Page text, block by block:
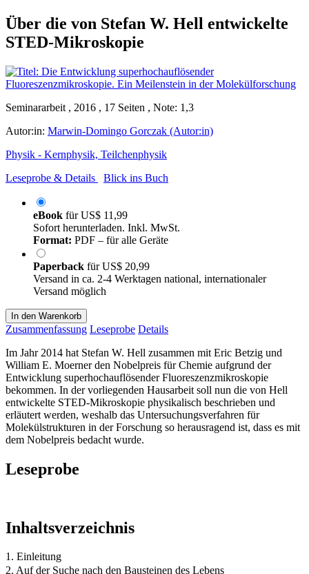
Über die von Stefan W. Hell entwickelte
STED-Mikroskopie
Seminararbeit , 2016 , 17 Seiten , Note: 1,3
Autor:in: Marwin-Domingo Gorczak (Autor:in)
Physik - Kernphysik, Teilchenphysik
Leseprobe & Details
Blick ins Buch
eBook fürUS$ 11,99
Sofort herunterladen. Inkl. MwSt.
Format: PDF – für alle Geräte
Paperback fürUS$ 20,99
Versand in ca. 2-4 Werktagen national, internationaler
Versand möglich
In den Warenkorb
Zusammenfassung Leseprobe Details
Im Jahr 2014 hat Stefan W. Hell zusammen mit Eric Betzig und
William E. Moerner den Nobelpreis für Chemie aufgrund der
Entwicklung superhochauflösender Fluoreszenzmikroskopie
bekommen. In der vorliegenden Hausarbeit soll nun die von Hell
entwickelte STED-Mikroskopie physikalisch beschrieben und
erläutert werden, weshalb das Untersuchungsverfahren für
Molekülstrukturen in der Forschung so herausragend ist, dass es mit
dem Nobelpreis bedacht wurde.
Leseprobe
Inhaltsverzeichnis
1. Einleitung
2. Auf der Suche nach den Bausteinen des Lebens